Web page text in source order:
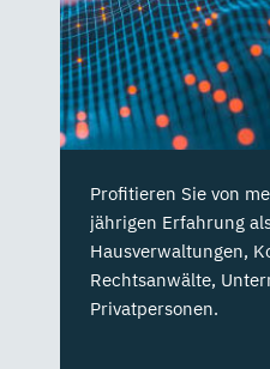
Profitieren Sie von
jährigen Erfahrung
Hausverwaltungen,
Rechtsanwälte,
Privatpersonen.